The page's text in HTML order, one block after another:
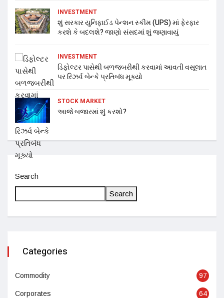
INVESTMENT
શું સરકાર યુનિફાઈડ પેન્શન સ્કીમ (UPS) માં ફેરફાર
કરશે કે બદલશે? જાણો સંસદમાં શું જણાવાયું
INVESTMENT
ડિફોલ્ટર પાસેથી બળજબરીથી કરવામાં આવતી વસૂલાત
પર રિઝર્વ બેન્કે પ્રતિબંધ મૂક્યો
STOCK MARKET
આજે બજારમાં શું કરશો?
Search
Search
Categories
Commodity 97
Corporates 64